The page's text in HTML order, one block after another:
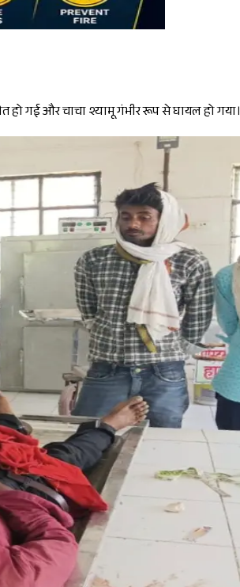
हो गई और चाचा श्यामू गंभीर रूप से घायल हो गया।